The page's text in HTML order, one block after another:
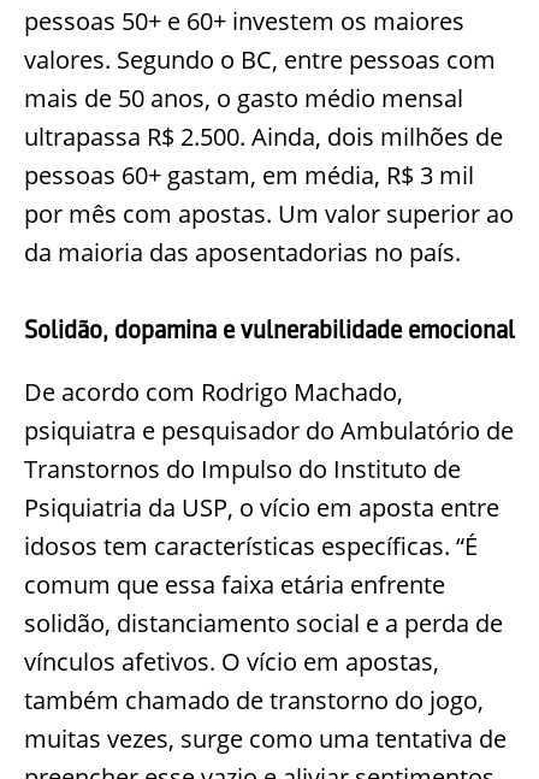
pessoas 50+ e 60+ investem os maiores
valores. Segundo o BC, entre pessoas com
mais de 50 anos, o gasto médio mensal
ultrapassa R$ 2.500. Ainda, dois milhões de
pessoas 60+ gastam, em média, R$ 3 mil
por mês com apostas. Um valor superior ao
da maioria das aposentadorias no país.
Solidão, dopamina e vulnerabilidade emocional
De acordo com Rodrigo Machado,
psiquiatra e pesquisador do Ambulatório de
Transtornos do Impulso do Instituto de
Psiquiatria da USP, o vício em aposta entre
idosos tem características específicas. “É
comum que essa faixa etária enfrente
solidão, distanciamento social e a perda de
vínculos afetivos. O vício em apostas,
também chamado de transtorno do jogo,
muitas vezes, surge como uma tentativa de